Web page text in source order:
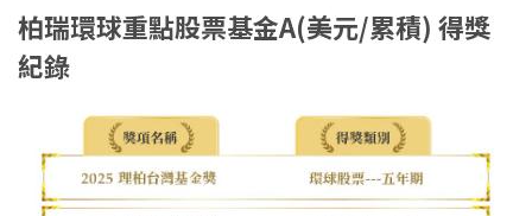
柏瑞環球重點股票基金A(美元/累積) 得獎
紀錄